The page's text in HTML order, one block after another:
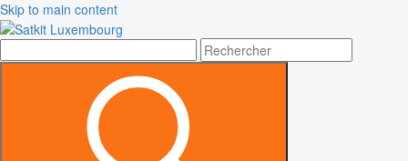
Skip to main content